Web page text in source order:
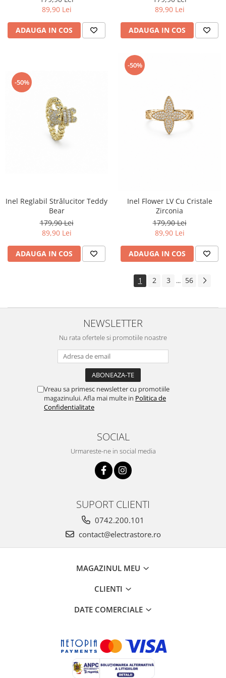
89,90 Lei
ADAUGA IN COS
89,90 Lei
ADAUGA IN COS
-50%
Inel Reglabil Strălucitor Teddy
Bear
179,90 Lei
89,90 Lei
ADAUGA IN COS
-50%
Inel Flower LV Cu Cristale
Zirconia
179,90 Lei
89,90 Lei
ADAUGA IN COS
1 2 3 ... 56
NEWSLETTER
Nu rata ofertele si promotiile noastre
Vreau sa primesc newsletter cu promotiile
magazinului. Afla mai multe in Politica de
Confidentialitate
SOCIAL
Urmareste-ne in social media
SUPORT CLIENTI
0742.200.101
contact@electrastore.ro
MAGAZINUL MEU
CLIENTI
DATE COMERCIALE